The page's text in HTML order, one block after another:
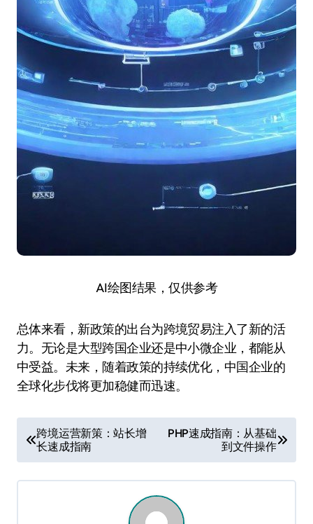
AI绘图结果，仅供参考
总体来看，新政策的出台为跨境贸易注入了新的活
力。无论是大型跨国企业还是中小微企业，都能从
中受益。未来，随着政策的持续优化，中国企业的
全球化步伐将更加稳健而迅速。
章
导
跨境运营新策：站长增
长速成指南
PHP速成指南：从基础
到文件操作